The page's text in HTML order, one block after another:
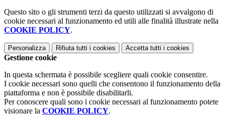
Questo sito o gli strumenti terzi da questo utilizzati si avvalgono di
cookie necessari al funzionamento ed utili alle finalità illustrate nella
COOKIE POLICY.
Personalizza Rifiuta tutti i cookies Accetta tutti i cookies
Gestione cookie
In questa schermata è possibile scegliere quali cookie consentire.
I cookie necessari sono quelli che consentono il funzionamento della
piattaforma e non è possibile disabilitarli.
Per conoscere quali sono i cookie necessari al funzionamento potete
visionare la COOKIE POLICY.